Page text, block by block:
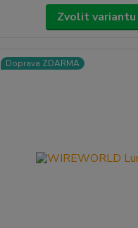
Zvolit variantu
Doprava ZDARMA